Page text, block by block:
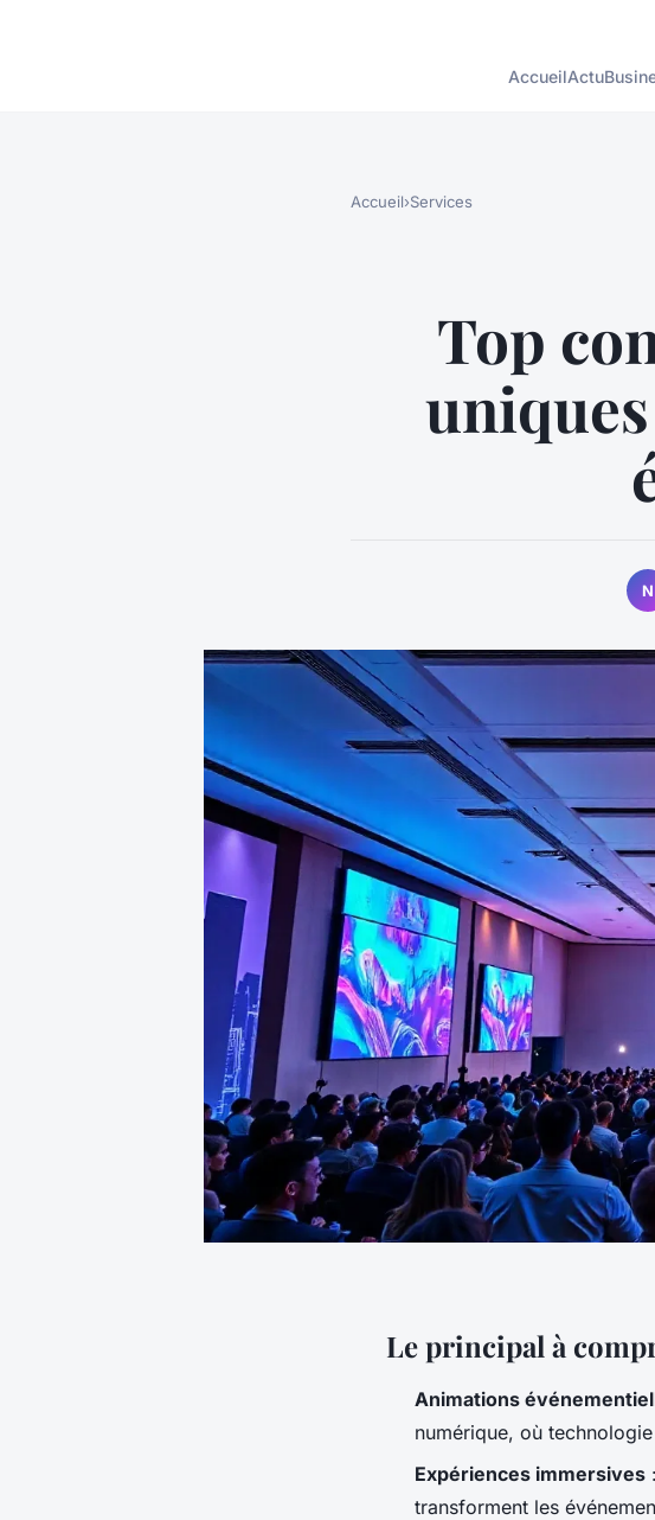
AccueilActu
Accueil›Services
Top
N
Le principal à
Animations
numérique, où
Expériences immersives
transforment les